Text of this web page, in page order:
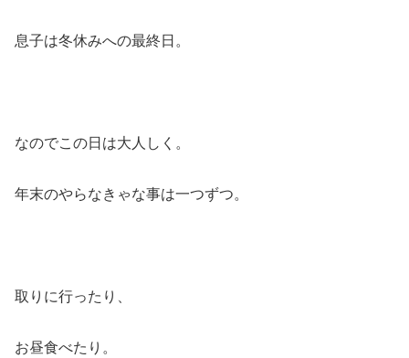
息子は冬休みへの最終日。
なのでこの日は大人しく。
年末のやらなきゃな事は一つずつ。
取りに行ったり、
お昼食べたり。